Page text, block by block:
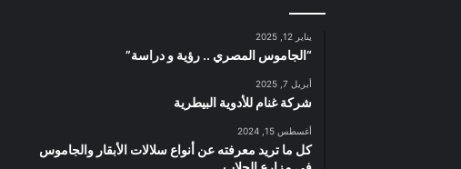
يناير 12, 2025
“الجاموس المصري .. رؤية و دراسة”
أبريل 7, 2025
شركة غنام للأدوية البيطرية
أغسطس 15, 2024
كل ما تريد معرفته عن أنواع سلالات الأبقار والجاموس